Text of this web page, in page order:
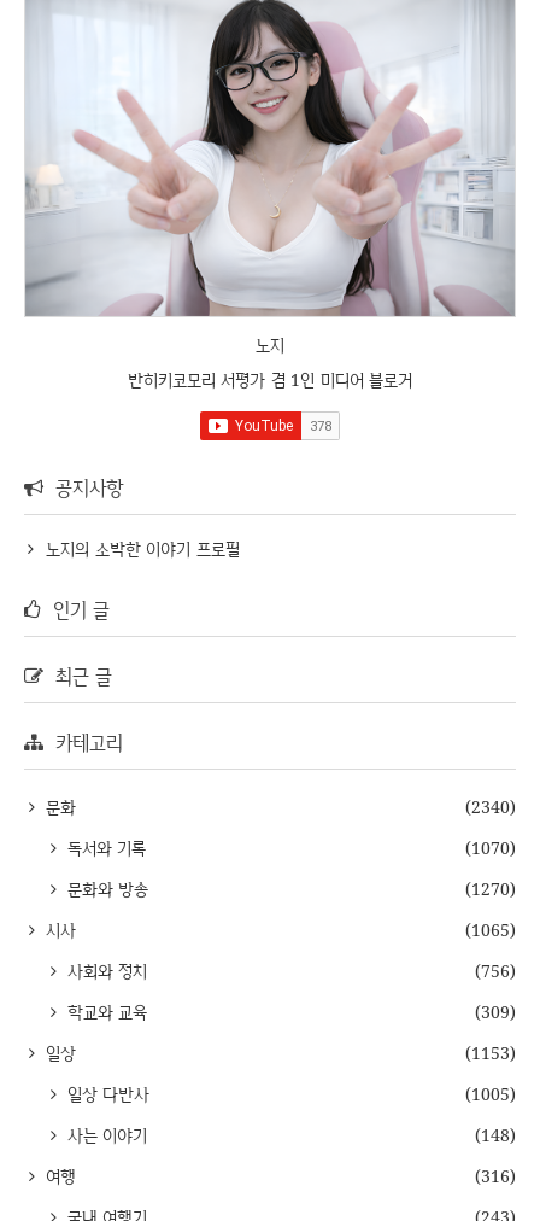
노지
반히키코모리 서평가 겸 1인 미디어 블로거
공지사항
노지의 소박한 이야기 프로필
인기 글
최근 글
카테고리
문화
(2340)
독서와 기록
(1070)
문화와 방송
(1270)
시사
(1065)
사회와 정치
(756)
학교와 교육
(309)
일상
(1153)
일상 다반사
(1005)
사는 이야기
(148)
여행
(316)